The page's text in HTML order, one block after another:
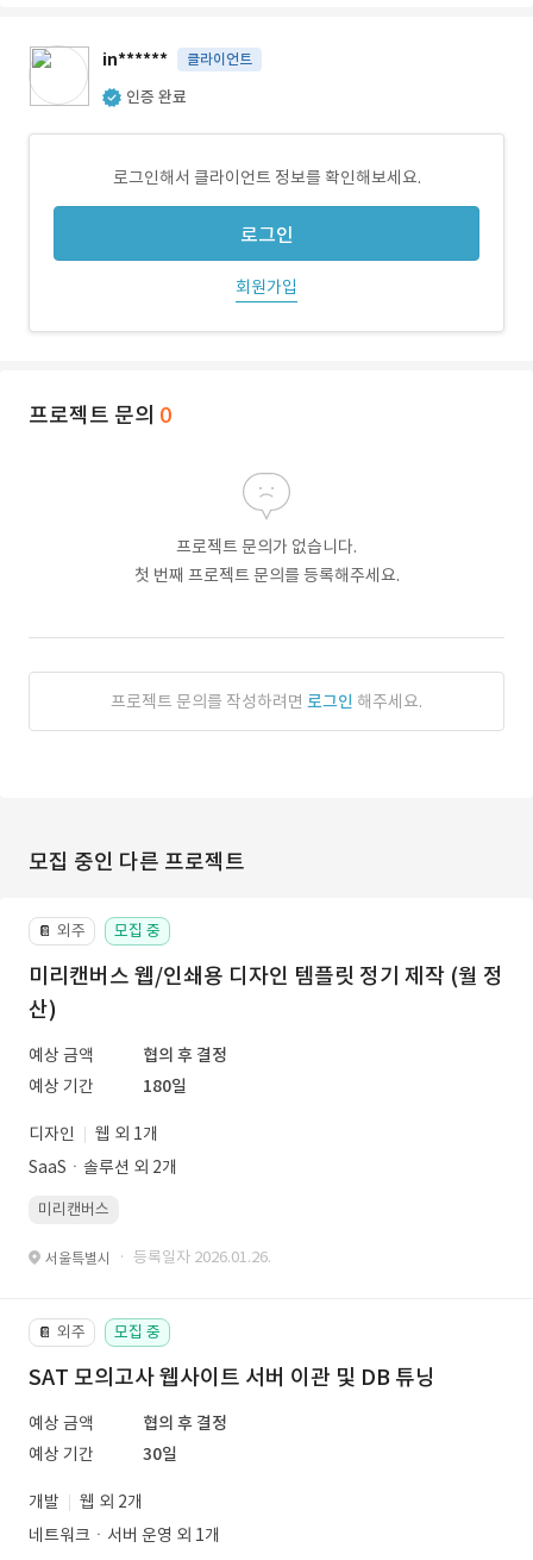
in****** 클라이언트
인증 완료
로그인해서 클라이언트 정보를 확인해보세요.
로그인
회원가입
프로젝트 문의 0
프로젝트 문의가 없습니다.
첫 번째 프로젝트 문의를 등록해주세요.
프로젝트 문의를 작성하려면 로그인 해주세요.
모집 중인 다른 프로젝트
📔 외주 모집 중
미리캔버스 웹/인쇄용 디자인 템플릿 정기 제작 (월 정
산)
예상 금액
협의 후 결정
예상 기간
180일
디자인
웹 외 1개
SaaSㆍ솔루션 외 2개
미리캔버스
서울특별시 · 등록일자 2026.01.26.
📔 외주 모집 중
SAT 모의고사 웹사이트 서버 이관 및 DB 튜닝
예상 금액
협의 후 결정
예상 기간
30일
개발
웹 외 2개
네트워크ㆍ서버 운영 외 1개